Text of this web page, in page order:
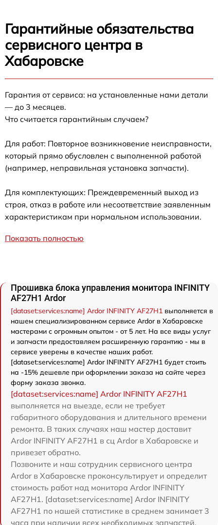
Гарантийные обязательства
сервисного центра в
Хабаровске
Гарантия от сервиса: на установленные нами детали
— до 3 месяцев.
Что считается гарантийным случаем?
Для работ: Повторное возникновение неисправности,
который прямо обусловлен с выполненной работой
(например, неправильная установка запчасти).
Для комплектующих: Преждевременный выход из
строя, отказ в работе или несоответствие заявленным
характеристикам при нормальном использовании.
Показать полностью
Прошивка блока управления монитора INFINITY
AF27H1 Ardor
[dataset:services:name] Ardor INFINITY AF27H1 выполняется в
нашем специализированном сервисе Ardor в Хабаровске
мастерами с огромным опытом - от 5 лет. На все виды услуг
и запчасти предоставляем расширенную гарантию - мы в
сервисе уверены в качестве наших работ.
[dataset:services:name] Ardor INFINITY AF27H1 будет стоить
на -15% дешевле при оформлении заказа на сайте через
форму заказа звонка.
[dataset:services:name] Ardor INFINITY AF27H1
выполняется на выезде, если не требует
габаритного оборудования и длительного времени
ремонта. В таких случаях наш мастер доставит
Ardor INFINITY AF27H1 в сц Ardor в Хабаровске и
привезет обратно.
Позвоните и наш сотрудник сервисного центра
Ardor в Хабаровске проконсультирует и определит
стоимость работ над монитора Ardor INFINITY
AF27H1. [dataset:services:name] Ardor INFINITY
AF27H1 по нашей статистике в среднем занимает 3
часа при наличии всех необходимых запчастей.